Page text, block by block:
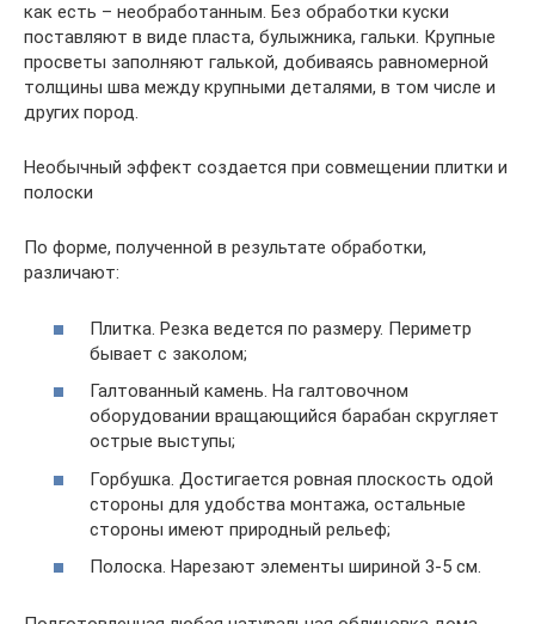
как есть – необработанным. Без обработки куски
поставляют в виде пласта, булыжника, гальки. Крупные
просветы заполняют галькой, добиваясь равномерной
толщины шва между крупными деталями, в том числе и
других пород.
Необычный эффект создается при совмещении плитки и
полоски
По форме, полученной в результате обработки,
различают:
Плитка. Резка ведется по размеру. Периметр
бывает с заколом;
Галтованный камень. На галтовочном
оборудовании вращающийся барабан скругляет
острые выступы;
Горбушка. Достигается ровная плоскость одой
стороны для удобства монтажа, остальные
стороны имеют природный рельеф;
Полоска. Нарезают элементы шириной 3-5 см.